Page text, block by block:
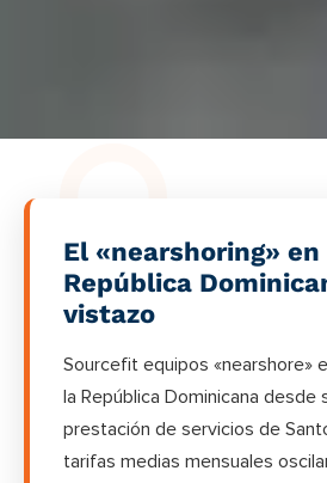
El «nearshoring» en
República
vistazo
Sourcefit equipos «nearshore»
la República Dominicana desde
prestación de servicios de
tarifas medias mensuales